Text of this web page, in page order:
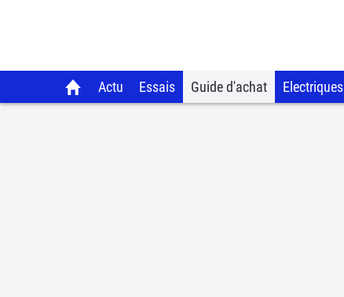
Actu Essais Guide d'achat Electriques